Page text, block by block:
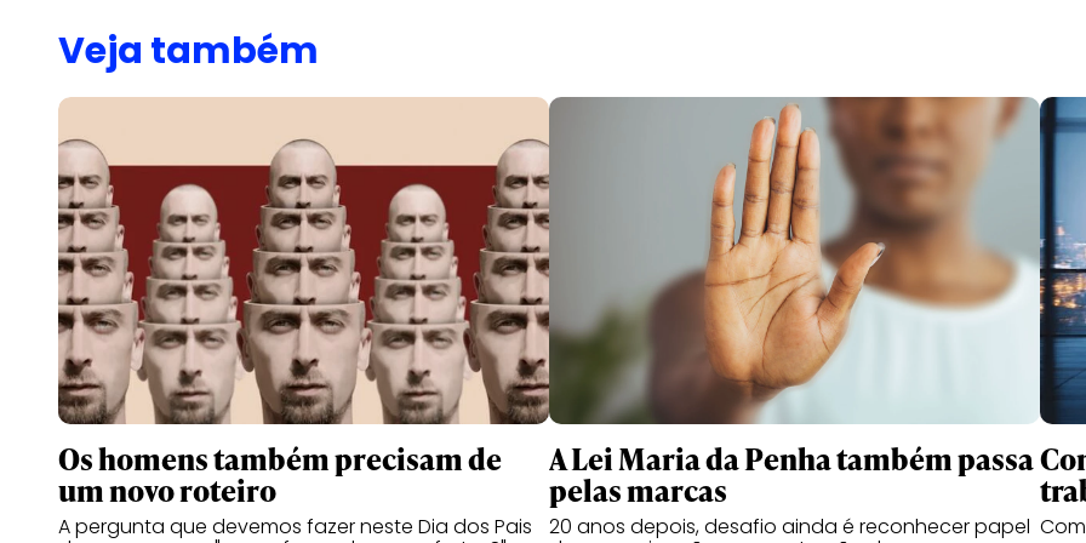
Veja também
Os homens também precisam de
um novo roteiro
A pergunta que devemos fazer neste Dia dos Pais
A Lei Maria da Penha também passa
pelas marcas
20 anos depois, desafio ainda é reconhecer papel